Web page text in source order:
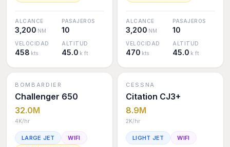
ALCANCE
3,200 NM
PASAJEROS
10
VELOCIDAD
458 kts
ALTITUD
45.0 k ft
ALCANCE
3,200 NM
PASAJEROS
10
VELOCIDAD
470 kts
ALTITUD
45.0 k ft
BOMBARDIER
Challenger 650
32.0M
4K/hr
LARGE JET
WIFI
CESSNA
Citation CJ3+
8.9M
2K/hr
LIGHT JET WIFI